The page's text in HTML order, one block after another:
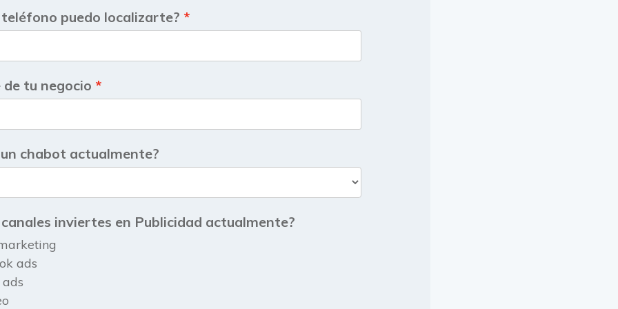
teléfono puedo localizarte?
tu negocio
chabot actualmente?
canales inviertes en Publicidad actualmente?
ads